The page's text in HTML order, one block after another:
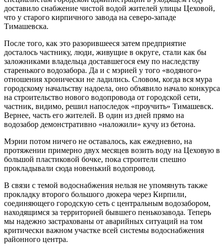
доставило снабжение чистой водой жителей улицы Цеховой,
что у старого кирпичного завода на северо-западе
Тимашевска.
После того, как это разорившееся затем предприятие
досталось частнику, люди, живущие в округе, стали как бы
заложниками владельца доставшегося ему по наследству
старенького водозабора. Да и с мэрией у того «водяного»
отношения хронически не ладились. Словом, когда вся мура
городскому начальству надоела, оно объявило начало конкурса
на строительство нового водопровода от городской сети,
частник, видимо, решил напоследок «проучить» Тимашевск.
Вернее, часть его жителей. В один из дней прямо на
водозабор демонстративно «наложили» кучу из бетона.
Мэрии потом ничего не оставалось, как ежедневно, на
протяжении примерно двух месяцев возить воду на Цеховую в
большой пластиковой бочке, пока строители спешно
прокладывали сюда новенький водопровод.
В связи с темой водоснабжения нельзя не упомянуть также
прокладку второго большого дюкера через Кирпили,
соединяющего городскую сеть с центральным водозабором,
находящимся за территорией бывшего пенькозавода. Теперь
мы надежно застрахованы от аварийных ситуаций на том
критически важном участке всей системы водоснабжения
районного центра.